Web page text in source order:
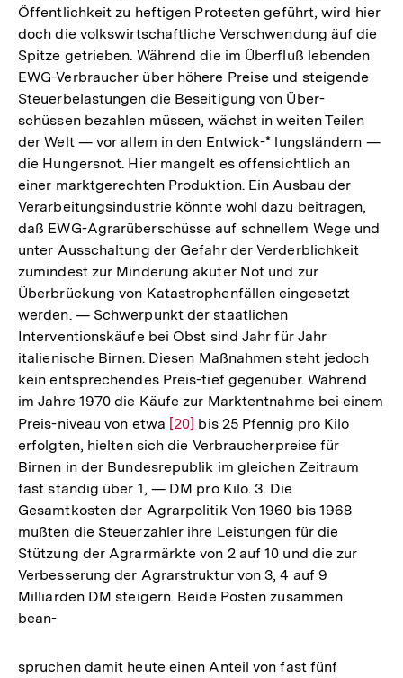
Öffentlichkeit zu heftigen Protesten geführt, wird hier
doch die volkswirtschaftliche Verschwendung äuf die
Spitze getrieben. Während die im Überfluß lebenden
EWG-Verbraucher über höhere Preise und steigende
Steuerbelastungen die Beseitigung von Über-
schüssen bezahlen müssen, wächst in weiten Teilen
der Welt — vor allem in den Entwick-* lungsländern —
die Hungersnot. Hier mangelt es offensichtlich an
einer marktgerechten Produktion. Ein Ausbau der
Verarbeitungsindustrie könnte wohl dazu beitragen,
daß EWG-Agrarüberschüsse auf schnellem Wege und
unter Ausschaltung der Gefahr der Verderblichkeit
zumindest zur Minderung akuter Not und zur
Überbrückung von Katastrophenfällen eingesetzt
werden. — Schwerpunkt der staatlichen
Interventionskäufe bei Obst sind Jahr für Jahr
italienische Birnen. Diesen Maßnahmen steht jedoch
kein entsprechendes Preis-tief gegenüber. Während
im Jahre 1970 die Käufe zur Marktentnahme bei einem
Preis-niveau von etwa Zur
Auflösung
der
Fußnote
[20] bis 25 Pfennig pro Kilo
erfolgten, hielten sich die Verbraucherpreise für
Birnen in der Bundesrepublik im gleichen Zeitraum
fast ständig über 1, — DM pro Kilo. 3. Die
Gesamtkosten der Agrarpolitik Von 1960 bis 1968
mußten die Steuerzahler ihre Leistungen für die
Stützung der Agrarmärkte von 2 auf 10 und die zur
Verbesserung der Agrarstruktur von 3, 4 auf 9
Milliarden DM steigern. Beide Posten zusammen
bean-
spruchen damit heute einen Anteil von fast fünf